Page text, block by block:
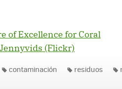
of Excellence for Coral
Jennyvids (Flickr)
contaminación residuos